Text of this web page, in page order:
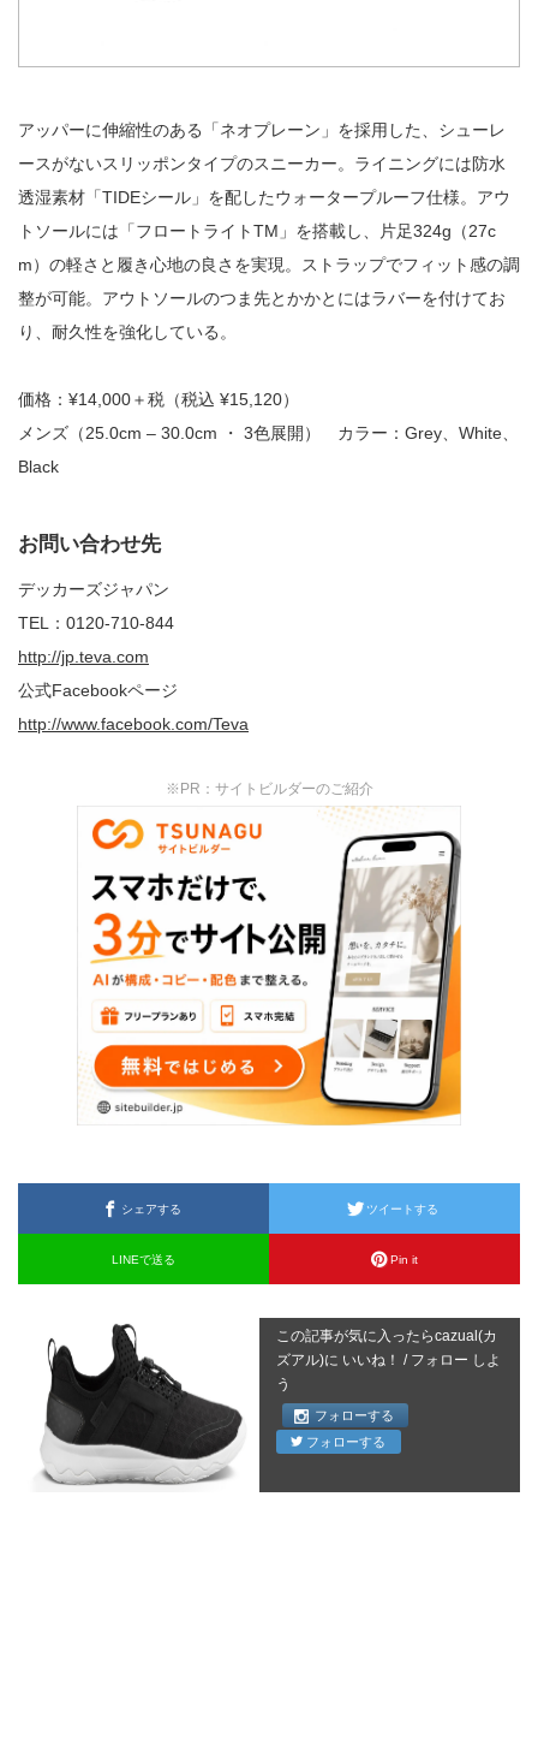
アッパーに伸縮性のある「ネオプレーン」を採用した、シューレ
ースがないスリッポンタイプのスニーカー。ライニングには防水
透湿素材「TIDEシール」を配したウォータープルーフ仕様。アウ
トソールには「フロートライトTM」を搭載し、片足324g（27c
m）の軽さと履き心地の良さを実現。ストラップでフィット感の調
整が可能。アウトソールのつま先とかかとにはラバーを付けてお
り、耐久性を強化している。
価格：¥14,000＋税（税込 ¥15,120）
メンズ（25.0cm – 30.0cm ・ 3色展開） カラー：Grey、White、
Black
お問い合わせ先
デッカーズジャパン
TEL：0120-710-844
http://jp.teva.com
公式Facebookページ
http://www.facebook.com/Teva
※PR：サイトビルダーのご紹介
シェアする ツイートする
LINEで送る Pin it
この記事が気に入ったらcazual(カ
ズアル)に いいね！ / フォロー しよ
う
フォローする
フォローする